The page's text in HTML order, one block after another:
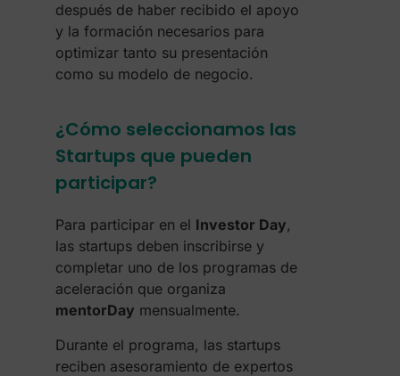
después de haber recibido el apoyo
y la formación necesarios para
optimizar tanto su presentación
como su modelo de negocio.
¿Cómo seleccionamos las
Startups que pueden
participar?
Para participar en el Investor Day,
las startups deben inscribirse y
completar uno de los programas de
aceleración que organiza
mentorDay mensualmente.
Durante el programa, las startups
reciben asesoramiento de expertos